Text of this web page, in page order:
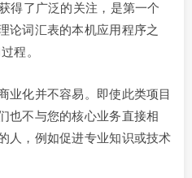
得了广泛的关注，是第一个
论词汇表的本机应用程序之
程。
业化并不容易。即使此类项目
也不与您的核心业务直接相
人，例如促进专业知识或技术